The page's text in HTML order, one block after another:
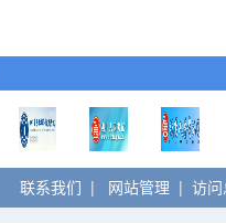
联系我们 | 网站管理 | 访问